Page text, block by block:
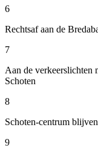
6
Rechtsaf aan de
7
Aan de verkeerslichten
Schoten
8
Schoten-centrum
9